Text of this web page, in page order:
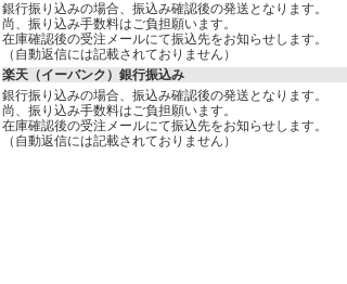
銀行振り込みの場合、振込み確認後の発送となります。
尚、振り込み手数料はご負担願います。
在庫確認後の受注メールにて振込先をお知らせします。
（自動返信には記載されておりません）
楽天（イーバンク）銀行振込み
銀行振り込みの場合、振込み確認後の発送となります。
尚、振り込み手数料はご負担願います。
在庫確認後の受注メールにて振込先をお知らせします。
（自動返信には記載されておりません）